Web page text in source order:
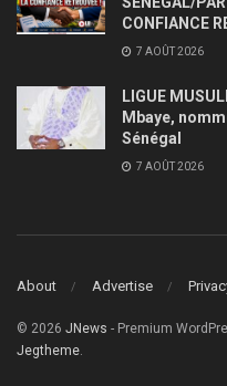
CONFIANCE
7 AOÛT 2026
LIGUE
Mbaye,
Sénégal
7 AOÛT 2026
About Advertise
© 2026 JNews - Premium
Jegtheme